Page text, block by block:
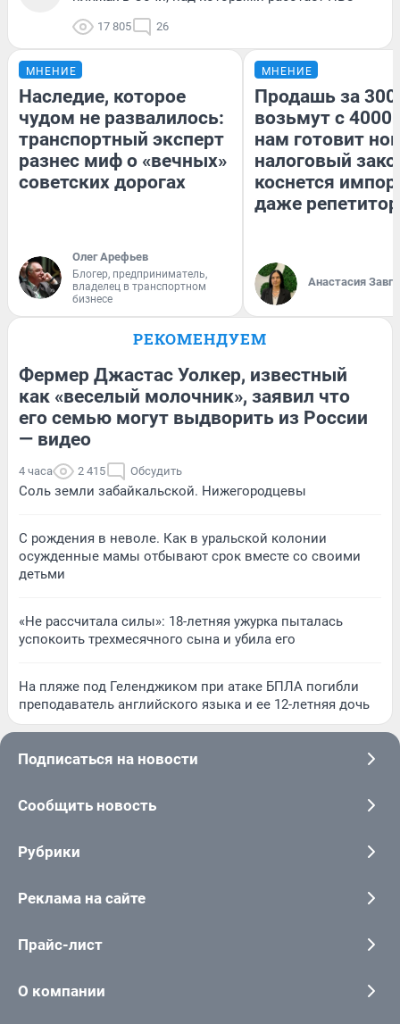
17 805 26
МНЕНИЕ
Наследие, которое
чудом не развалилось:
транспортный эксперт
разнес миф о «вечных»
советских дорогах
Олег Арефьев
Блогер, предприниматель,
владелец в транспортном
бизнесе
МНЕНИЕ
Продашь за
возьмут с
нам готовит
налоговый
коснется
даже
Анастасия
РЕКОМЕНДУЕМ
Фермер Джастас Уолкер, известный
как «веселый молочник», заявил что
его семью могут выдворить из России
— видео
4 часа 2 415 Обсудить
Соль земли забайкальской. Нижегородцевы
С рождения в неволе. Как в уральской колонии
осужденные мамы отбывают срок вместе со своими
детьми
«Не рассчитала силы»: 18-летняя ужурка пыталась
успокоить трехмесячного сына и убила его
На пляже под Геленджиком при атаке БПЛА погибли
преподаватель английского языка и ее 12-летняя дочь
Подписаться на новости
Сообщить новость
Рубрики
Реклама на сайте
Прайс-лист
О компании